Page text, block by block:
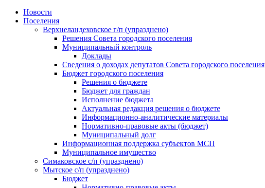
Skip
Новости
Поселения
Верхнеландеховское г/п (упразднено)
Решения Совета городского поселения
Муниципальный контроль
Доклады
Сведения о доходах депутатов Совета городского поселения
Бюджет городского поселения
Решения о бюджете
Бюджет для граждан
Исполнение бюджета
Актуальная редакция решения о бюджете
Информационно-аналитические материалы
Нормативно-правовые акты (бюджет)
Муниципальный долг
Информационная поддержка субъектов МСП
Муниципальное имущество
Симаковское с/п (упразднено)
Мытское с/п (упразднено)
Бюджет